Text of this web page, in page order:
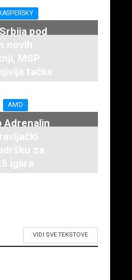
2026.
pod
novih
MSP
tačka
AMD
Adrenalin
za
igara
VIDI SVE TEKSTOVE